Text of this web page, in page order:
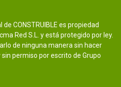
CONSTRUIBLE es propiedad
Red S.L. y está protegido por ley.
de ninguna manera sin hacer
permiso por escrito de Grupo